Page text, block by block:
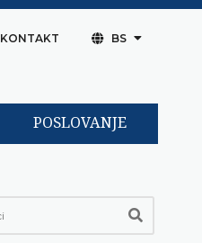
KONTAKT BS
POSLOVANJE